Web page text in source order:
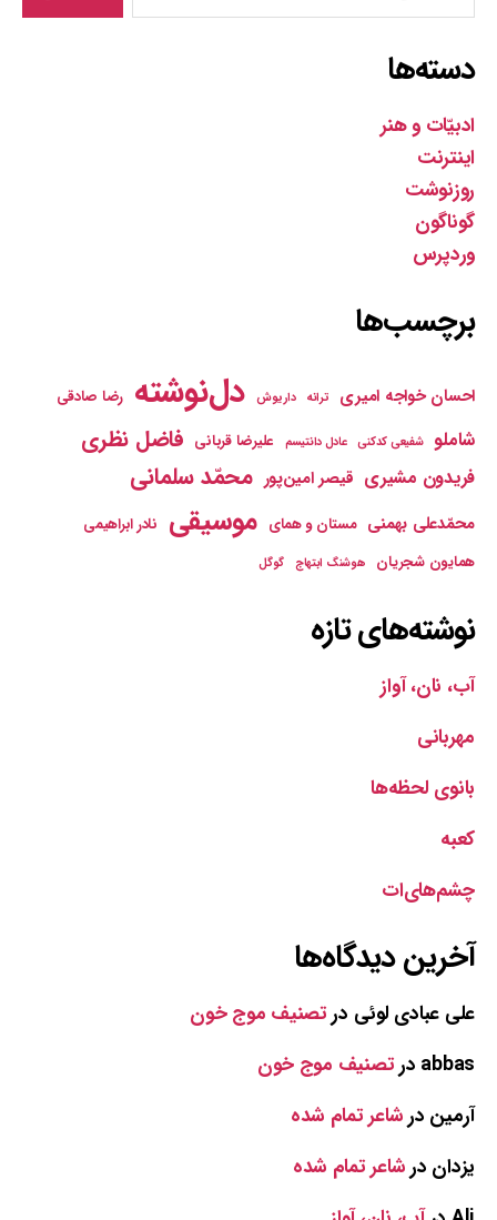
دسته‌ها
ادبیّات و هنر
اینترنت
روزنوشت
گوناگون
وردپرس
برچسب‌ها
احسان خواجه امیری ترانه داریوش دل‌نوشته رضا صادقی
شاملو شفیعی کدکنی عادل دانتیسم علیرضا قربانی فاضل نظری
فریدون مشیری قیصر امین‌پور محمّد سلمانی
محمّدعلی بهمنی مستان و همای موسیقی نادر ابراهیمی
همایون شجریان
هوشنگ ابتهاج گوگل
نوشته‌های تازه
آب، نان، آواز
مهربانی
بانوی لحظه‌ها
کعبه
چشم‌های‌ات
آخرین دیدگاه‌ها
علی عبادی لوئی درتصنیف موج خون
abbas درتصنیف موج خون
آرمین درشاعر تمام شده
یزدان درشاعر تمام شده